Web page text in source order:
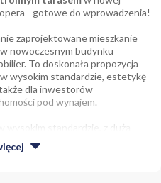
- gotowe do wprowadzenia!
zaprojektowane mieszkanie
nowoczesnym budynku
To doskonała propozycja
wysokim standardzie, estetykę
dla inwestorów
pod wynajem.
standardzie, z dużą
spójny design, który nadaje
wysokiej jakości